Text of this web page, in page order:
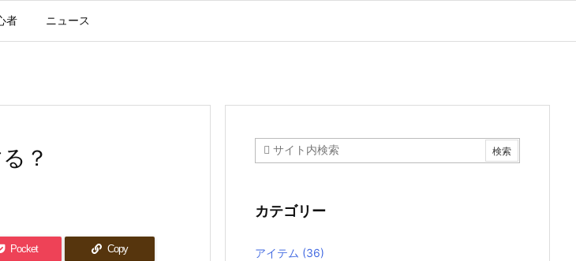
者 ニュース
？
Pocket Copy
カテゴリー
アイテム (36)